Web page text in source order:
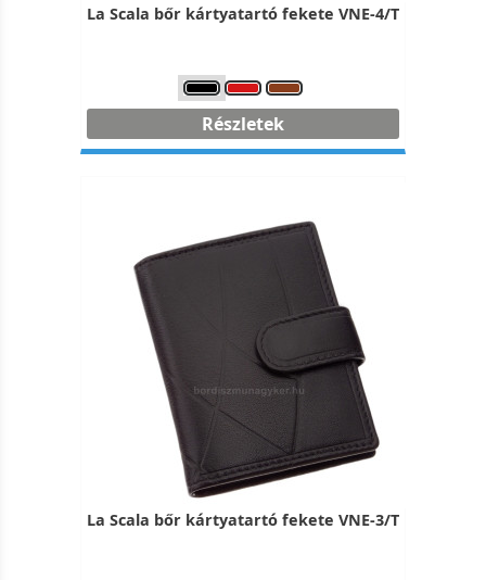
La Scala bőr kártyatartó fekete VNE-4/T
Részletek
La Scala bőr kártyatartó fekete VNE-3/T